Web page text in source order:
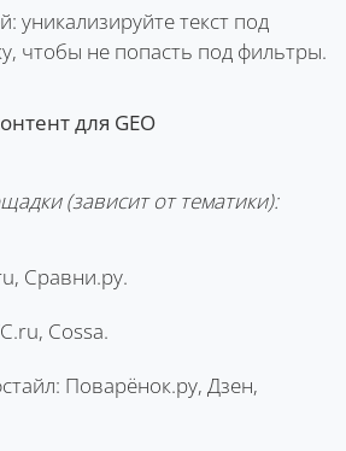
уникализируйте текст под
чтобы не попасть под фильтры.
для GEO
(зависит от тематики):
Сравни.ру.
Cossa.
Поварёнок.ру, Дзен,